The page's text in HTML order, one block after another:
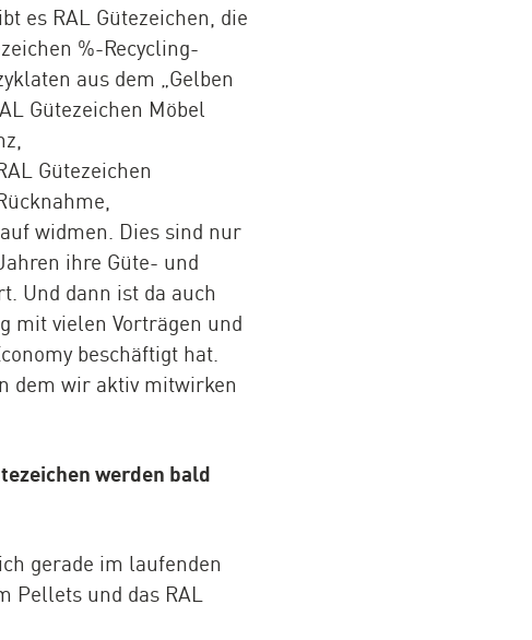
es RAL Gütezeichen, die
%-Recycling-
aus dem „Gelben
Gütezeichen Möbel
Gütezeichen
widmen. Dies sind nur
ihre Güte- und
Und dann ist da auch
mit vielen Vorträgen und
beschäftigt hat.
dem wir aktiv mitwirken
werden bald
gerade im laufenden
Pellets und das RAL